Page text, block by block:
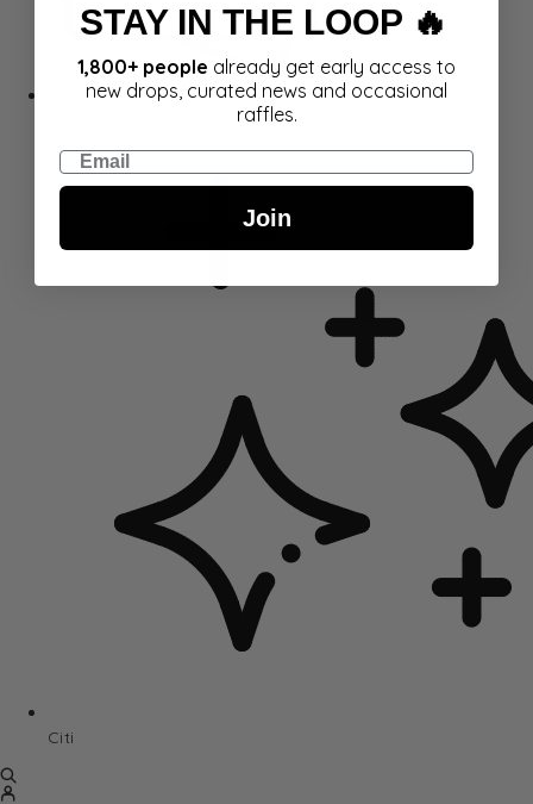
Dāvanu kartes
Citi
STAY IN THE LOOP 🔥
1,800+ people already get early access to
new drops, curated news and occasional
raffles.
Email
Join